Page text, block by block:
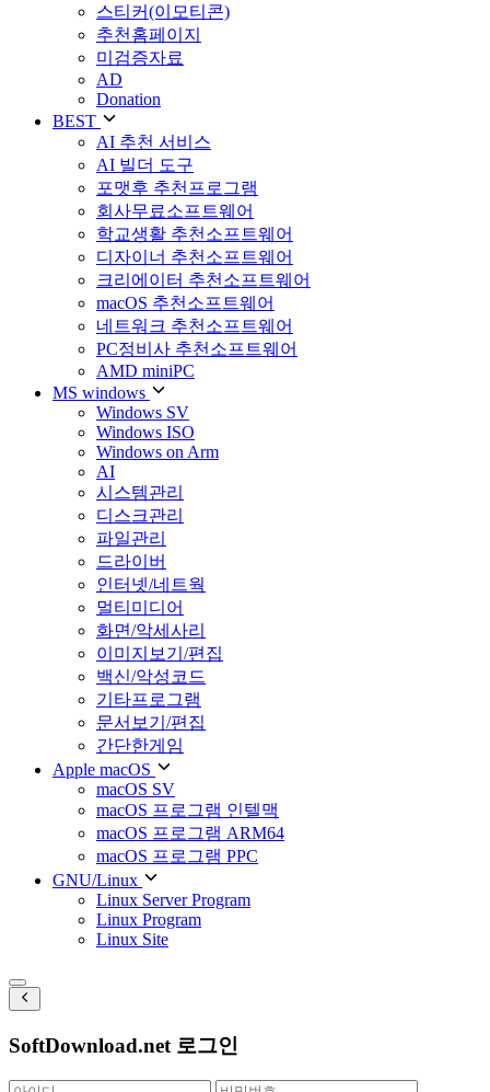
스티커(이모티콘)
추천홈페이지
미검증자료
AD
Donation
BEST
AI 추천 서비스
AI 빌더 도구
포맷후 추천프로그램
회사무료소프트웨어
학교생활 추천소프트웨어
디자이너 추천소프트웨어
크리에이터 추천소프트웨어
macOS 추천소프트웨어
네트워크 추천소프트웨어
PC정비사 추천소프트웨어
AMD miniPC
MS windows
Windows SV
Windows ISO
Windows on Arm
AI
시스템관리
디스크관리
파일관리
드라이버
인터넷/네트웍
멀티미디어
화면/악세사리
이미지보기/편집
백신/악성코드
기타프로그램
문서보기/편집
간단한게임
Apple macOS
macOS SV
macOS 프로그램 인텔맥
macOS 프로그램 ARM64
macOS 프로그램 PPC
GNU/Linux
Linux Server Program
Linux Program
Linux Site
SoftDownload.net 로그인